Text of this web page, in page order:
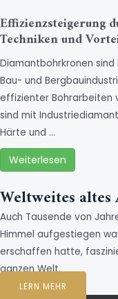
Effizienzsteigerung
Techniken und
Diamantbohrkronen
Bau- und
effizienter Bohrarbeiten
sind mit
Härte und …
Weiterlesen
Weltweites altes
Auch Tausende von
Himmel aufgestiegen
erschaffen hatte,
ganzen Welt.
LERN MEHR